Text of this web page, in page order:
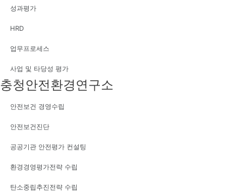
성과평가
HRD
업무프로세스
사업 및 타당성 평가
충청안전환경연구소
안전보건 경영수립
안전보건진단
공공기관 안전평가 컨설팅
환경경영평가전략 수립
탄소중립추진전략 수립